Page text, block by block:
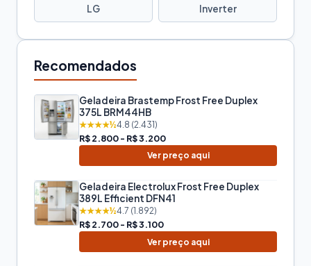
LG Inverter
Recomendados
Geladeira Brastemp Frost Free Duplex
375L BRM44HB
★★★★½4.8 (2.431)
R$ 2.800 - R$ 3.200
Ver preço aqui
Geladeira Electrolux Frost Free Duplex
389L Efficient DFN41
★★★★½4.7 (1.892)
R$ 2.700 - R$ 3.100
Ver preço aqui